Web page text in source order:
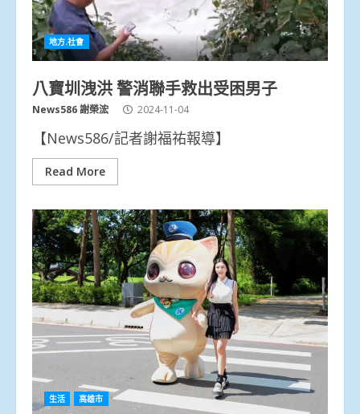
地方.社會
八寶圳洩洪 警消聯手救出受困男子
News586 謝榮浤 2024-11-04
【News586/記者謝福祐報導】
Read More
生活 高雄市